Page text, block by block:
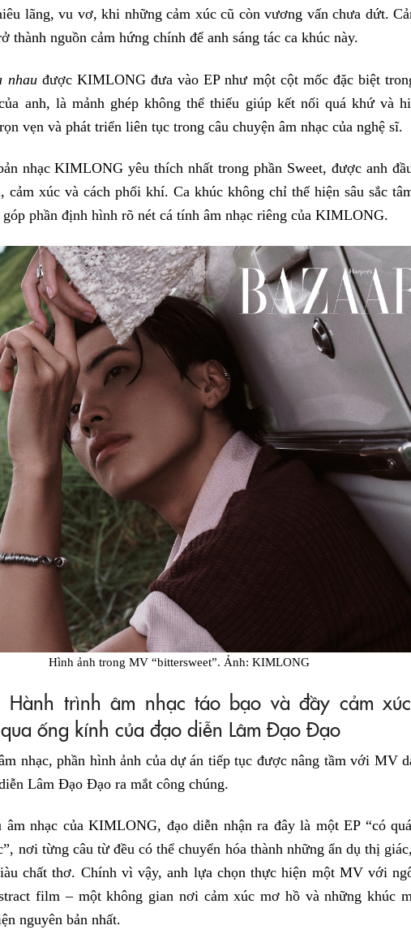
lãng, vu vơ, khi những cảm xúc cũ còn vương vấn chưa dứt.
thành nguồn cảm hứng chính để anh sáng tác ca khúc này.
nhauđược KIMLONG đưa vào EP như một cột mốc đặc biệt
anh, là mảnh ghép không thể thiếu giúp kết nối quá khứ và
vẹn và phát triển liên tục trong câu chuyện âm nhạc của nghệ sĩ.
nhạc KIMLONG yêu thích nhất trong phần Sweet, được anh
xúc và cách phối khí. Ca khúc không chỉ thể hiện sâu sắc
phần định hình rõ nét cá tính âm nhạc riêng của KIMLONG.
Hình ảnh trong MV “bittersweet”. Ảnh: KIMLONG
Hành trình âm nhạc táo bạo và đầy cảm
ống kính của đạo diễn Lâm Đạo Đạo
nhạc, phần hình ảnh của dự án tiếp tục được nâng tầm với MV
Lâm Đạo Đạo ra mắt công chúng.
nhạc của KIMLONG, đạo diễn nhận ra đây là một EP “có
nơi từng câu từ đều có thể chuyển hóa thành những ẩn dụ thị
chất thơ. Chính vì vậy, anh lựa chọn thực hiện một MV với
film – một không gian nơi cảm xúc mơ hồ và những khúc
nguyên bản nhất.